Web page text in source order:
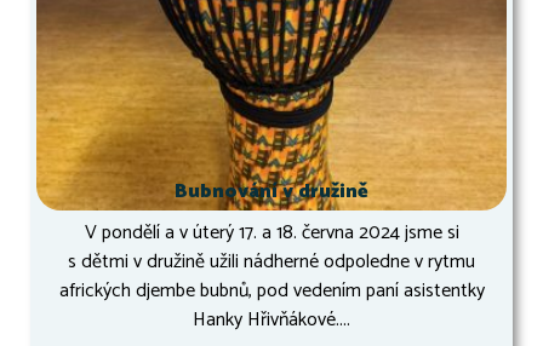
Bubnování v družině
V pondělí a v úterý 17. a 18. června 2024 jsme si
s dětmi v družině užili nádherné odpoledne v rytmu
afrických djembe bubnů, pod vedením paní asistentky
Hanky Hřivňákové....